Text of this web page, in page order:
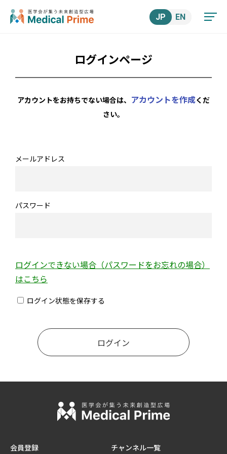
JP EN
ログインページ
アカウントをお持ちでない場合は、 アカウントを作成くだ
さい。
メールアドレス
パスワード
ログインできない場合（パスワードをお忘れの場合）
はこちら
ログイン状態を保存する
会員登録 チャンネル一覧